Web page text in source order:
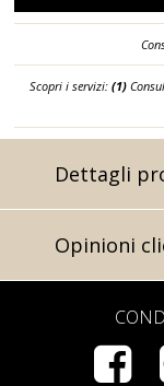
Scopri i servizi: (1)
Dettagli
Opinioni